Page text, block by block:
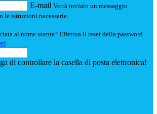
E-mail Verrà inviato un messaggio
istruzioni necessarie.
al nome utente? Effettua il reset della password
di controllare la casella di posta elettronica!